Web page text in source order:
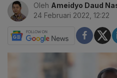
Oleh Ameidyo Daud
24 Februari 2022, 12:22